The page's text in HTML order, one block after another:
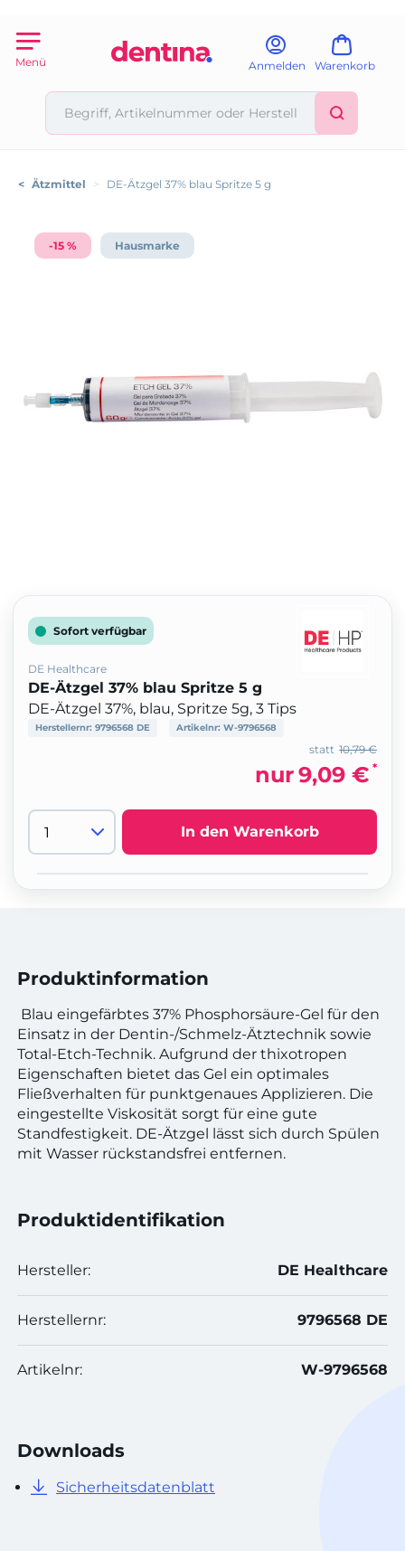
Menü Anmelden Warenkorb
< Ätzmittel > DE-Ätzgel 37% blau Spritze 5 g
-15 % Hausmarke
Sofort verfügbar
DE Healthcare
DE-Ätzgel 37% blau Spritze 5 g
DE-Ätzgel 37%, blau, Spritze 5g, 3 Tips
Herstellernr: 9796568 DE Artikelnr: W-9796568
10,79 €
statt
nur9,09 € *
In den Warenkorb
Produktinformation
Blau eingefärbtes 37% Phosphorsäure-Gel für den
Einsatz in der Dentin-/Schmelz-Ätztechnik sowie
Total-Etch-Technik. Aufgrund der thixotropen
Eigenschaften bietet das Gel ein optimales
Fließverhalten für punktgenaues Applizieren. Die
eingestellte Viskosität sorgt für eine gute
Standfestigkeit. DE-Ätzgel lässt sich durch Spülen
mit Wasser rückstandsfrei entfernen.
Produktidentifikation
Hersteller: DE Healthcare
Herstellernr: 9796568 DE
Artikelnr: W-9796568
Downloads
Sicherheitsdatenblatt